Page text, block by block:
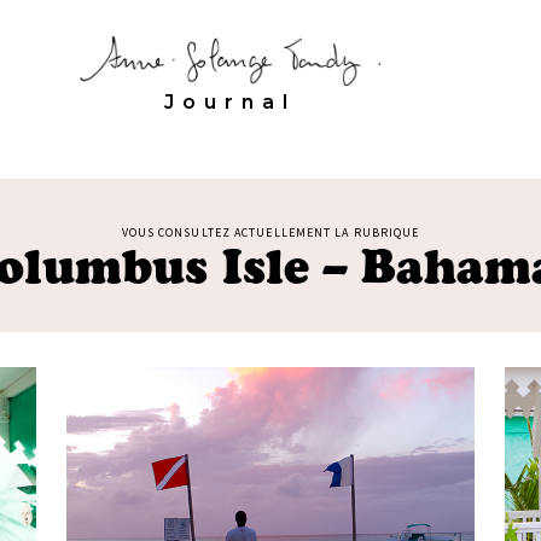
Journal
VOUS CONSULTEZ ACTUELLEMENT LA RUBRIQUE
Isle –